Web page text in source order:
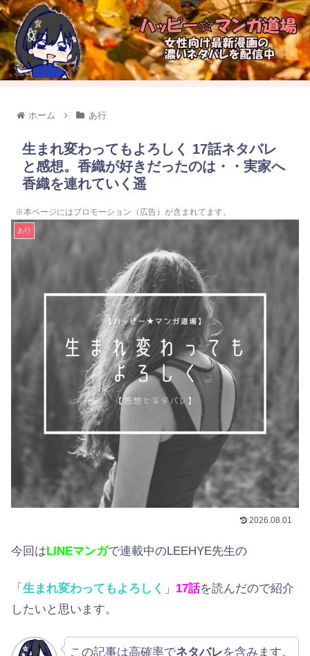
ホーム あ行
生まれ変わってもよろしく 17話ネタバレ
と感想。香織が好きだったのは・・実家へ
香織を連れていく遥
※本ページにはプロモーション（広告）が含まれてます。
あ行
2026.08.01
今回はLINEマンガで連載中のLEEHYE先生の
「 生まれ変わってもよろしく 」 17話を読んだので紹介
したいと思います。
この記事は高確率でネタバレを含みます。